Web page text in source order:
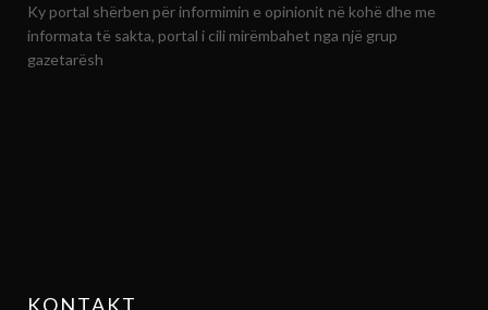
Ky portal shërben për informimin e opinionit në kohë dhe me
informata të sakta, portal i cili mirëmbahet nga një grup
gazetarësh
KONTAKT